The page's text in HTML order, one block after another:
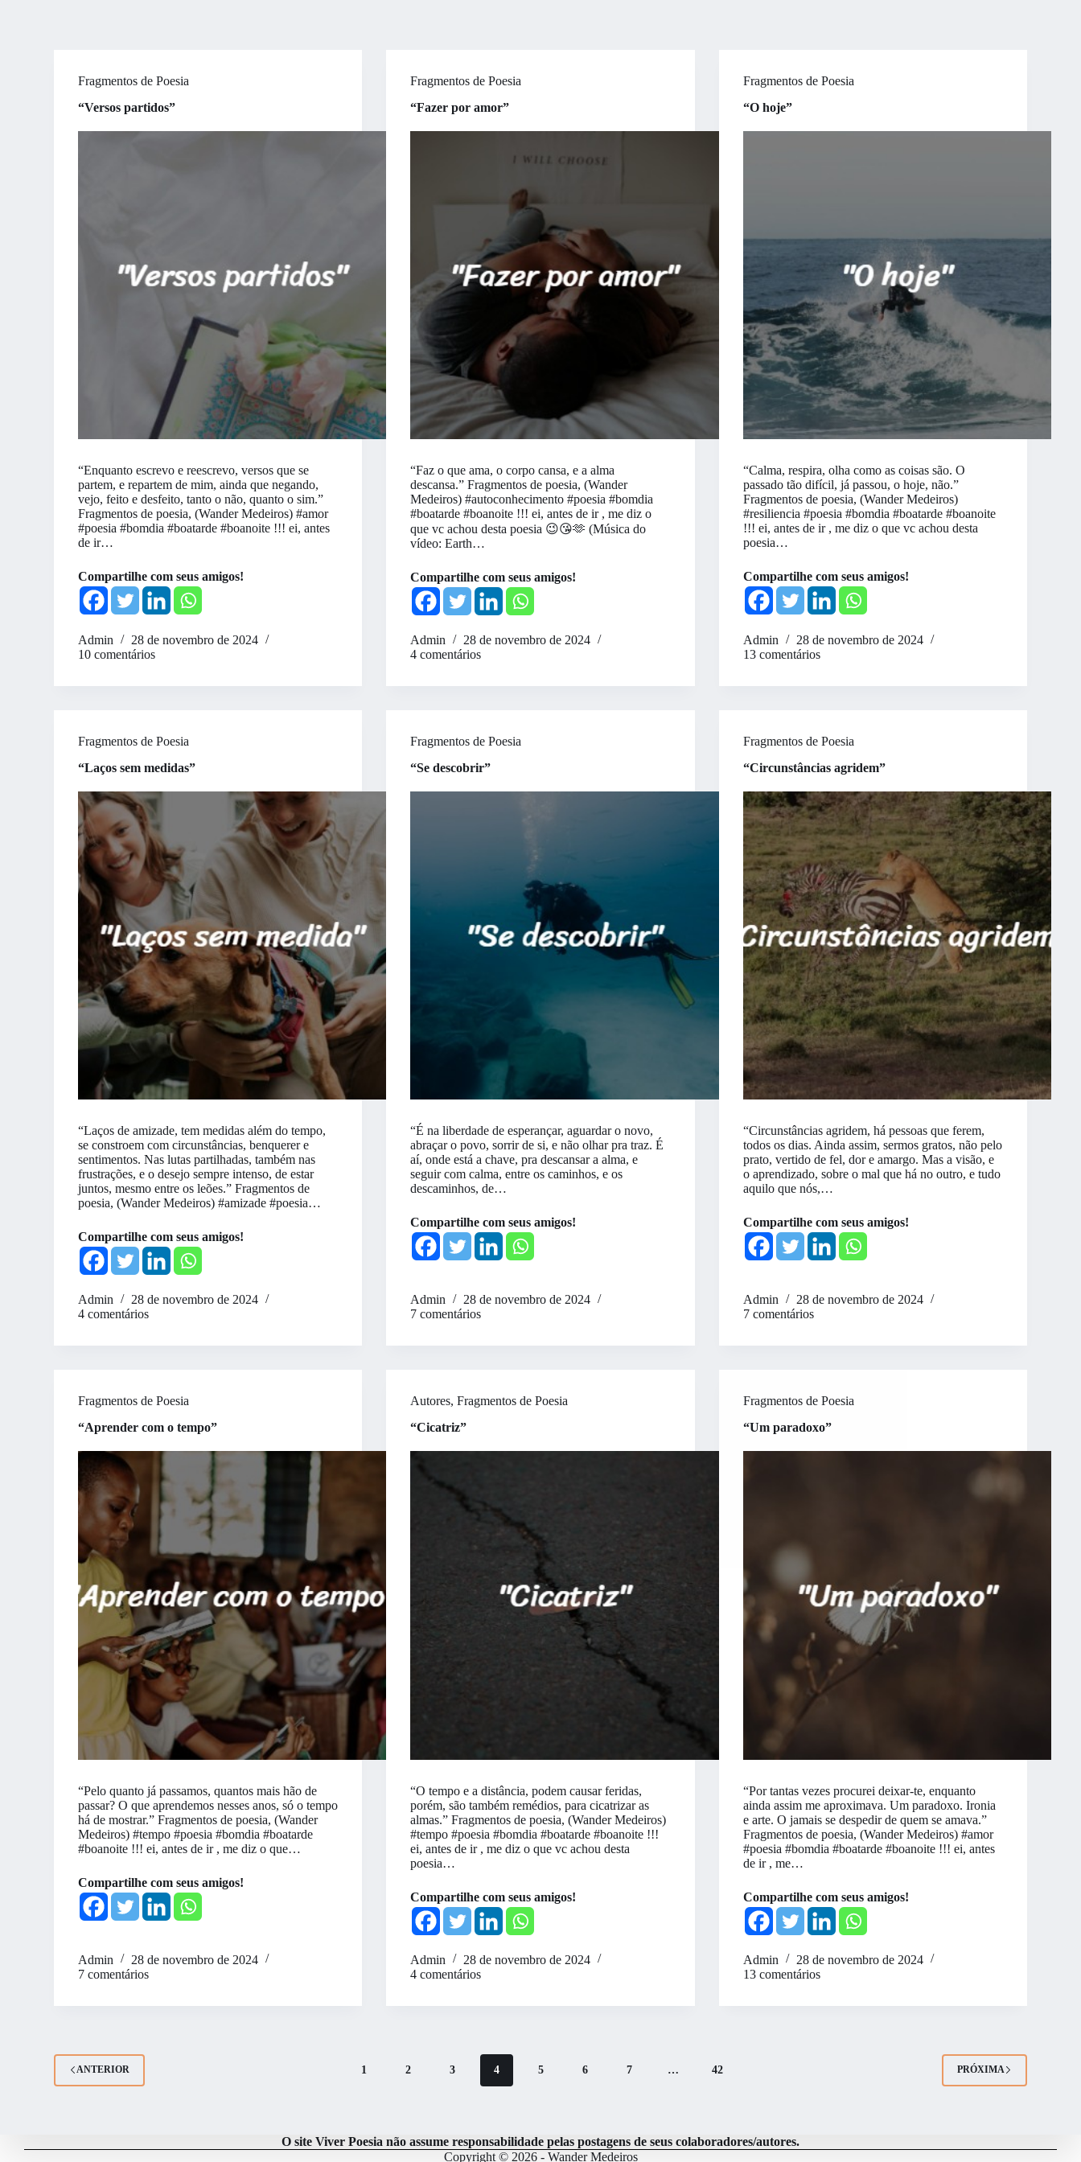
Fragmentos de Poesia
“Versos partidos”
“Enquanto escrevo e reescrevo, versos que se
partem, e repartem de mim, ainda que negando,
vejo, feito e desfeito, tanto o não, quanto o sim.”
Fragmentos de poesia, (Wander Medeiros) #amor
#poesia #bomdia #boatarde #boanoite !!! ei, antes
de ir…
Compartilhe com seus amigos!
Admin
28 de novembro de 2024
10 comentários
Fragmentos de Poesia
“Fazer por amor”
“Faz o que ama, o corpo cansa, e a alma
descansa.” Fragmentos de poesia, (Wander
Medeiros) #autoconhecimento #poesia #bomdia
#boatarde #boanoite !!! ei, antes de ir , me diz o
que vc achou desta poesia 😉😘🫶 (Música do
vídeo: Earth…
Compartilhe com seus amigos!
Admin
28 de novembro de 2024
4 comentários
Fragmentos de Poesia
“O hoje”
“Calma, respira, olha como as coisas são. O
passado tão difícil, já passou, o hoje, não.”
Fragmentos de poesia, (Wander Medeiros)
#resiliencia #poesia #bomdia #boatarde #boanoite
!!! ei, antes de ir , me diz o que vc achou desta
poesia…
Compartilhe com seus amigos!
Admin
28 de novembro de 2024
13 comentários
Fragmentos de Poesia
“Laços sem medidas”
“Laços de amizade, tem medidas além do tempo,
se constroem com circunstâncias, benquerer e
sentimentos. Nas lutas partilhadas, também nas
frustrações, e o desejo sempre intenso, de estar
juntos, mesmo entre os leões.” Fragmentos de
poesia, (Wander Medeiros) #amizade #poesia…
Compartilhe com seus amigos!
Admin
28 de novembro de 2024
4 comentários
Fragmentos de Poesia
“Se descobrir”
“É na liberdade de esperançar, aguardar o novo,
abraçar o povo, sorrir de si, e não olhar pra traz. É
aí, onde está a chave, pra descansar a alma, e
seguir com calma, entre os caminhos, e os
descaminhos, de…
Compartilhe com seus amigos!
Admin
28 de novembro de 2024
7 comentários
Fragmentos de Poesia
“Circunstâncias agridem”
“Circunstâncias agridem, há pessoas que ferem,
todos os dias. Ainda assim, sermos gratos, não pelo
prato, vertido de fel, dor e amargo. Mas a visão, e
o aprendizado, sobre o mal que há no outro, e tudo
aquilo que nós,…
Compartilhe com seus amigos!
Admin
28 de novembro de 2024
7 comentários
Fragmentos de Poesia
“Aprender com o tempo”
“Pelo quanto já passamos, quantos mais hão de
passar? O que aprendemos nesses anos, só o tempo
há de mostrar.” Fragmentos de poesia, (Wander
Medeiros) #tempo #poesia #bomdia #boatarde
#boanoite !!! ei, antes de ir , me diz o que…
Compartilhe com seus amigos!
Admin
28 de novembro de 2024
7 comentários
Autores,Fragmentos de Poesia
“Cicatriz”
“O tempo e a distância, podem causar feridas,
porém, são também remédios, para cicatrizar as
almas.” Fragmentos de poesia, (Wander Medeiros)
#tempo #poesia #bomdia #boatarde #boanoite !!!
ei, antes de ir , me diz o que vc achou desta
poesia…
Compartilhe com seus amigos!
Admin
28 de novembro de 2024
4 comentários
Fragmentos de Poesia
“Um paradoxo”
“Por tantas vezes procurei deixar-te, enquanto
ainda assim me aproximava. Um paradoxo. Ironia
e arte. O jamais se despedir de quem se amava.”
Fragmentos de poesia, (Wander Medeiros) #amor
#poesia #bomdia #boatarde #boanoite !!! ei, antes
de ir , me…
Compartilhe com seus amigos!
Admin
28 de novembro de 2024
13 comentários
ANTERIOR 1 2 3 4 5 6 7 … 42 PRÓXIMA
O site Viver Poesia não assume responsabilidade pelas postagens de seus colaboradores/autores.
Copyright © 2026 - Wander Medeiros